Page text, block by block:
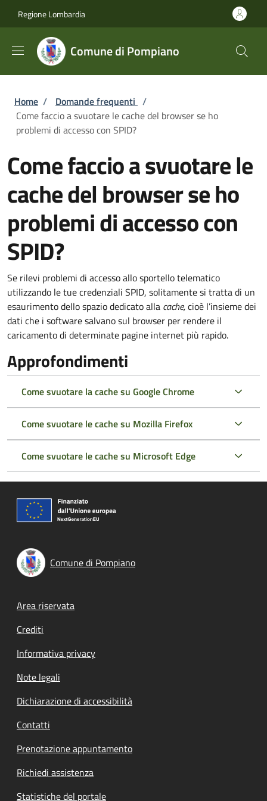
Regione Lombardia
Comune di Pompiano
Briciole di pane
Home / Domande frequenti /
Come faccio a svuotare le cache del browser se ho
problemi di accesso con SPID?
Come faccio a svuotare le
cache del browser se ho
problemi di accesso con
SPID?
Se rilevi problemi di accesso allo sportello telematico
utilizzando le tue credenziali SPID, solitamente si tratta di un
esaurimento dello spazio dedicato alla cache,cioè l’insieme dei
dati che i software salvano sul browser per rendere il
caricamento di determinate pagine internet più rapido.
Approfondimenti
Come svuotare la cache su Google Chrome
Come svuotare le cache su Mozilla Firefox
Come svuotare le cache su Microsoft Edge
Comune di Pompiano
Footer menu
Area riservata
Crediti
Informativa privacy
Note legali
Dichiarazione di accessibilità
Contatti
Prenotazione appuntamento
Richiedi assistenza
Statistiche del portale